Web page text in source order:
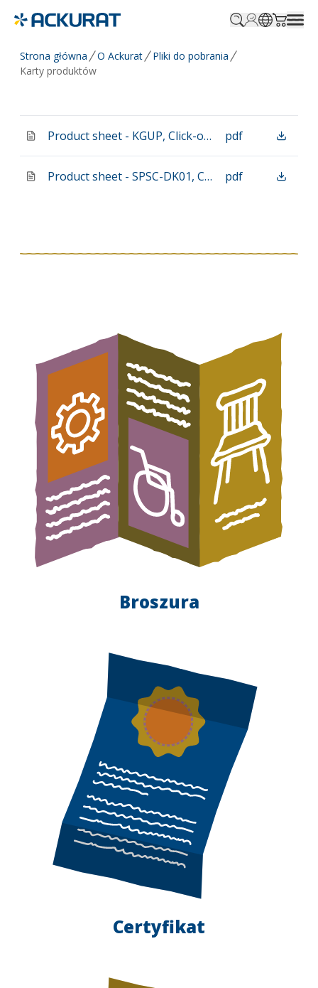
Strona główna O Ackurat
Pliki do pobrania
Karty produktów
Product sheet - KGUP, Click-on-armrest_EN pdf
Product sheet - SPSC-DK01, Chair seat fitting & bumper_EN pdf
Broszura
Certyfikat